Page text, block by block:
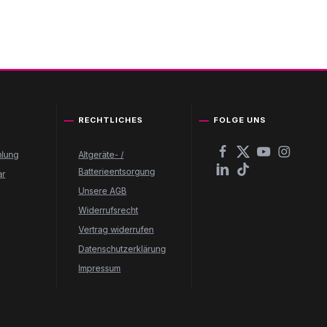
RECHTLICHES
Altgeräte- /
Batterieentsorgung
Unsere AGB
Widerrufsrecht
Vertrag widerrufen
Datenschutzerklärung
Impressum
FOLGE UNS